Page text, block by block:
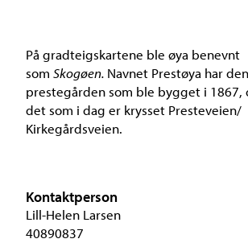
På gradteigskartene ble øya benevnt
som Skogøen. Navnet Prestøya har
prestegården som ble bygget i 1867,
det som i dag er krysset Presteveien/
Kirkegårdsveien.
Kontaktperson
Lill-Helen Larsen
40890837